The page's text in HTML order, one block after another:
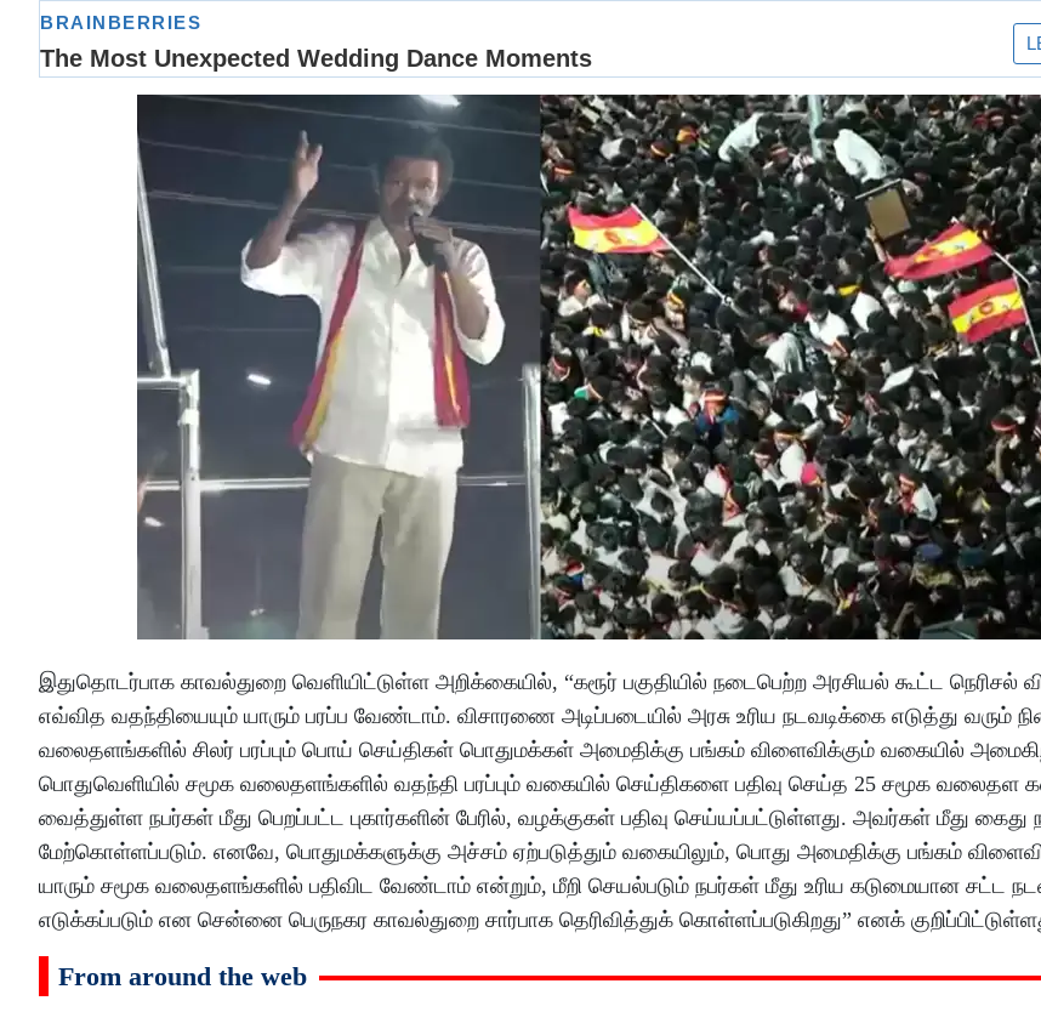
இதுதொடர்பாக காவல்துறை வெளியிட்டுள்ள அறிக்கையில், “கரூர் பகுதியில் நடைபெற்ற அரசியல் கூட்ட நெரிசல்
எவ்வித வதந்தியையும் யாரும் பரப்ப வேண்டாம். விசாரணை அடிப்படையில் அரசு உரிய நடவடிக்கை எடுத்து வரும்
வலைதளங்களில் சிலர் பரப்பும் பொய் செய்திகள் பொதுமக்கள் அமைதிக்கு பங்கம் விளைவிக்கும் வகையில்
பொதுவெளியில் சமூக வலைதளங்களில் வதந்தி பரப்பும் வகையில் செய்திகளை பதிவு செய்த 25 சமூக வலைதள
வைத்துள்ள நபர்கள் மீது பெறப்பட்ட புகார்களின் பேரில், வழக்குகள் பதிவு செய்யப்பட்டுள்ளது. அவர்கள் மீது கைது
மேற்கொள்ளப்படும். எனவே, பொதுமக்களுக்கு அச்சம் ஏற்படுத்தும் வகையிலும், பொது அமைதிக்கு பங்கம்
யாரும் சமூக வலைதளங்களில் பதிவிட வேண்டாம் என்றும், மீறி செயல்படும் நபர்கள் மீது உரிய கடுமையான சட்ட
எடுக்கப்படும் என சென்னை பெருநகர காவல்துறை சார்பாக தெரிவித்துக் கொள்ளப்படுகிறது” எனக்
From around the web